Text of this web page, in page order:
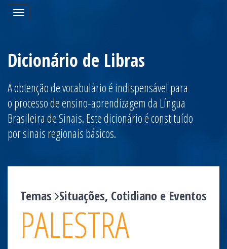
Toggle
navigation
Dicionário de Libras
A obtenção de vocabulário é indispensável para
o processo de ensino-aprendizagem da Língua
Brasileira de Sinais. Este dicionário é constituído
por sinais regionais básicos.
Temas Situações, Cotidiano e Eventos
PALESTRA